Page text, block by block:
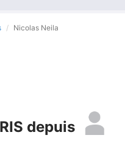
Nicolas Neila
depuis